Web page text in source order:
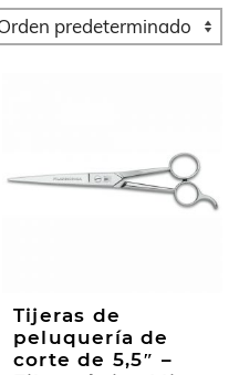
Tijeras de
peluquería de
corte de 5,5″ –